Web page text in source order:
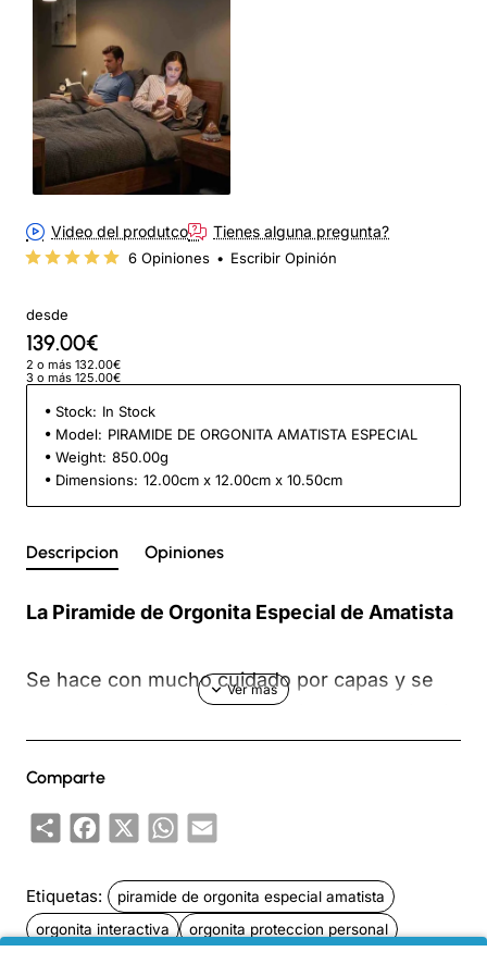
Video del produtco Tienes alguna pregunta?
6 Opiniones • Escribir Opinión
desde
139.00€
2 o más 132.00€
3 o más 125.00€
Stock: In Stock
Model: PIRAMIDE DE ORGONITA AMATISTA ESPECIAL
Weight: 850.00g
Dimensions: 12.00cm x 12.00cm x 10.50cm
Descripcion Opiniones
La Piramide de Orgonita Especial de Amatista
Se hace con mucho cuidado por capas y se
pule 3 veces para darle un brillo extraordinario
efecto espejo. Su transparencia, tacto y color
son inigualables.
Lleva una gran pieza de Cuarzo Amatista
natural en el centro. Una espiral de doble
hélice en su base recoge y concentra el
Orgon y es por donde puedes sentir como
Comparte
ShareFacebook
X WhatsApp
Email
Etiquetas:
piramide de orgonita especial amatista
orgonita interactiva
orgonita proteccion personal